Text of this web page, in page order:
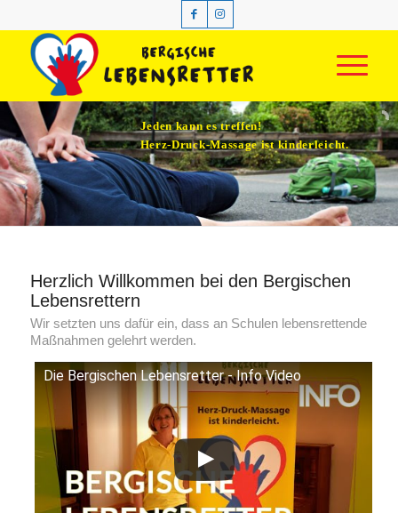
Herz-Druck-Massage ist kinderleicht.
Jeden kann es treffen!
Herzlich Willkommen bei den Bergischen
Lebensrettern
Wir setzten uns dafür ein, dass an Schulen lebensrettende
Maßnahmen gelehrt werden.
Die Bergischen Lebensretter - Info Video